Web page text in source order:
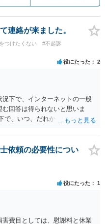
連絡が来ました。
つけたくない
#不起訴
役にたった 2
下で、インターネットの一般
回答は得られないと思いま
で、いつ、だれからどのような
ついて、お近くで詳細な法律
れた方がよいと思われます。
ＩＣレコーダーを持参して取
えます。
依頼の必要性につい
役にたった 1
費目としては、慰謝料と休業